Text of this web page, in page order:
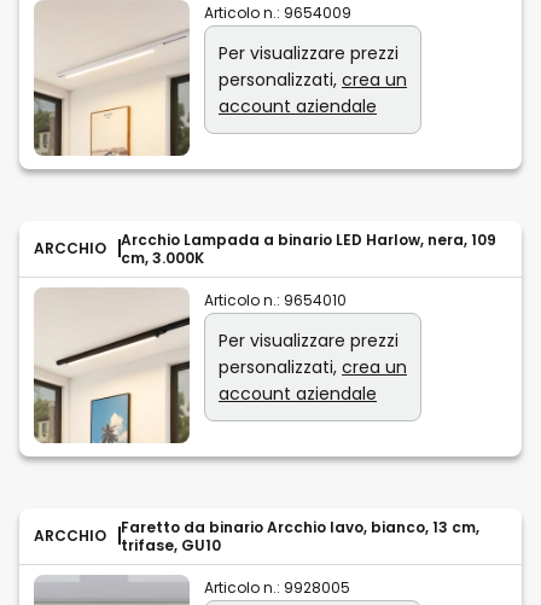
Articolo n.: 9654009
Per visualizzare prezzi
personalizzati, crea un
account aziendale
ARCCHIO
Arcchio Lampada a binario LED Harlow, nera, 109
cm, 3.000K
Articolo n.: 9654010
Per visualizzare prezzi
personalizzati, crea un
account aziendale
ARCCHIO
Faretto da binario Arcchio Iavo, bianco, 13 cm,
trifase, GU10
Articolo n.: 9928005